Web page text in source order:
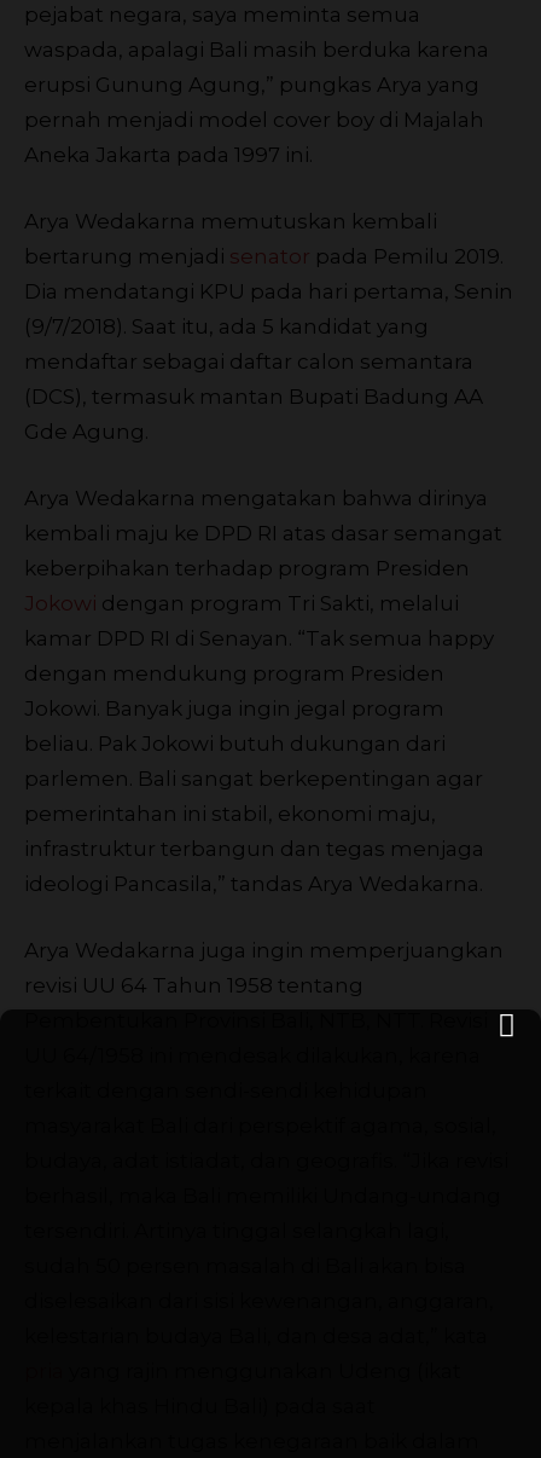
pejabat negara, saya meminta semua
waspada, apalagi Bali masih berduka karena
erupsi Gunung Agung,” pungkas Arya yang
pernah menjadi model cover boy di Majalah
Aneka Jakarta pada 1997 ini.
Arya Wedakarna memutuskan kembali
bertarung menjadi senator pada Pemilu 2019.
Dia mendatangi KPU pada hari pertama, Senin
(9/7/2018). Saat itu, ada 5 kandidat yang
mendaftar sebagai daftar calon semantara
(DCS), termasuk mantan Bupati Badung AA
Gde Agung.
Arya Wedakarna mengatakan bahwa dirinya
kembali maju ke DPD RI atas dasar semangat
keberpihakan terhadap program Presiden
Jokowi dengan program Tri Sakti, melalui
kamar DPD RI di Senayan. “Tak semua happy
dengan mendukung program Presiden
Jokowi. Banyak juga ingin jegal program
beliau. Pak Jokowi butuh dukungan dari
parlemen. Bali sangat berkepentingan agar
pemerintahan ini stabil, ekonomi maju,
infrastruktur terbangun dan tegas menjaga
ideologi Pancasila,” tandas Arya Wedakarna.
Arya Wedakarna juga ingin memperjuangkan
revisi UU 64 Tahun 1958 tentang